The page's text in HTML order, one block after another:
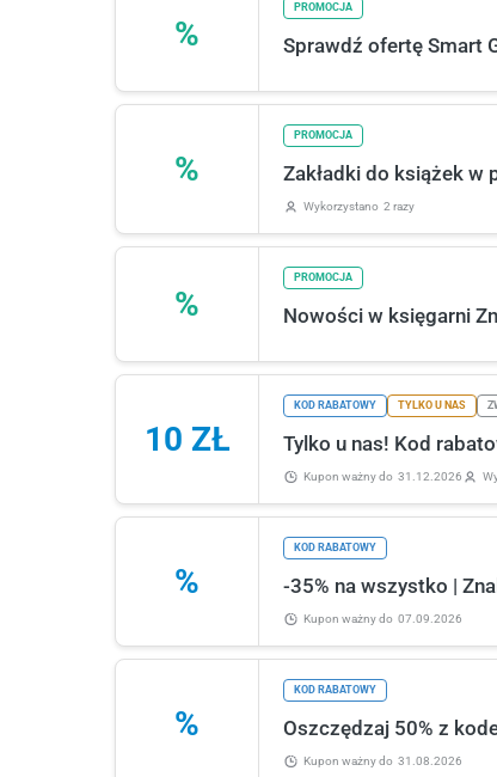
%
PROMOCJA
Sprawdź ofertę Smart
%
PROMOCJA
Zakładki do książek w
Wykorzystano 2 razy
%
PROMOCJA
Nowości w księgarni
10 ZŁ
KOD RABATOWY TYLKO U NAS
Tylko u nas! Kod
Kupon ważnydo 31.12.2026
%
KOD RABATOWY
-35% na wszystko |
Kupon ważnydo 07.09.2026
%
KOD RABATOWY
Oszczędzaj 50% z
Kupon ważnydo 31.08.2026